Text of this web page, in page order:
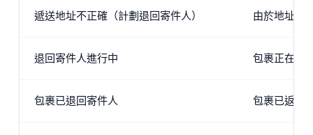
遞送地址不正確（計劃退回寄件人） 由於地址錯
退回寄件人進行中 包裹正在退
包裹已退回寄件人 包裹已返回